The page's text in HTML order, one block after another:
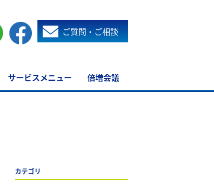
ご質問・ご相談
サービスメニュー 倍増会議
カテゴリ